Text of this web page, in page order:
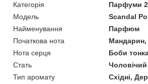
Категорія
Парфуми
Мoдель
Scandal
Найменування
Парфюм
Початкова нота
Мандарин,
Нота серця
Боби
Стать
Чоловічий
Тип аромату
Східні,